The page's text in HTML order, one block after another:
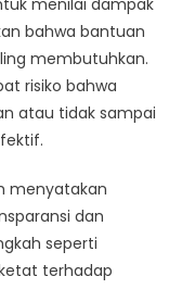
menilai dampak
bahwa bantuan
membutuhkan.
risiko bahwa
atau tidak sampai
menyatakan
dan
seperti
terhadap